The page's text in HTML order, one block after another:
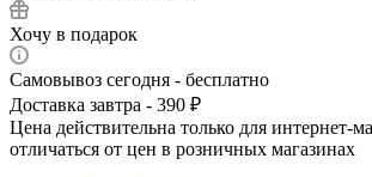
Хочу в подарок
Самовывоз сегодня - бесплатно
Доставка завтра - 390 ₽
Цена действительна только для интернет-
отличаться от цен в розничных магазинах